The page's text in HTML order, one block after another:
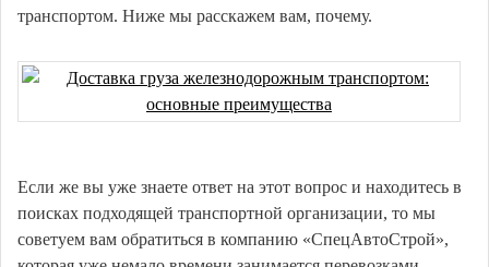
транспортом. Ниже мы расскажем вам, почему.
Если же вы уже знаете ответ на этот вопрос и находитесь в
поисках подходящей транспортной организации, то мы
советуем вам обратиться в компанию «СпецАвтоСтрой»,